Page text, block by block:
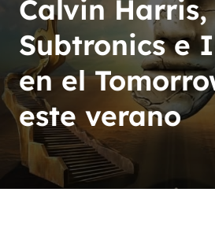
Calvin Harris,
Subtronics e
en el
este verano